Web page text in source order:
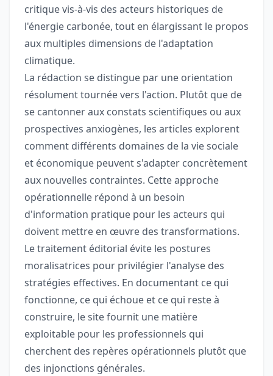
critique vis-à-vis des acteurs historiques de
l'énergie carbonée, tout en élargissant le propos
aux multiples dimensions de l'adaptation
climatique.
La rédaction se distingue par une orientation
résolument tournée vers l'action. Plutôt que de
se cantonner aux constats scientifiques ou aux
prospectives anxiogènes, les articles explorent
comment différents domaines de la vie sociale
et économique peuvent s'adapter concrètement
aux nouvelles contraintes. Cette approche
opérationnelle répond à un besoin
d'information pratique pour les acteurs qui
doivent mettre en œuvre des transformations.
Le traitement éditorial évite les postures
moralisatrices pour privilégier l'analyse des
stratégies effectives. En documentant ce qui
fonctionne, ce qui échoue et ce qui reste à
construire, le site fournit une matière
exploitable pour les professionnels qui
cherchent des repères opérationnels plutôt que
des injonctions générales.